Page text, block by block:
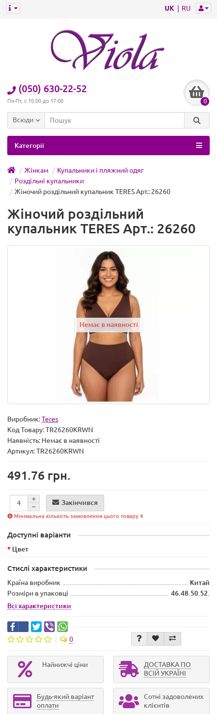
UK RU
(050) 630-22-52
Пн-Пт, с 10:00 до 17:00 0
Всюди
Категорії
Жінкам
Купальники і пляжний одяг
Роздільні купальники
Жіночий роздільний купальник TERES Арт.: 26260
Жіночий роздільний
купальник TERES Арт.: 26260
Немає в наявності
Виробник:Teres
Код Товару:TR26260KRWN
Наявність: Немає в наявності
Артикул: TR26260KRWN
491.76 грн.
Закінчився
Мінімальна кількість замовлення цього товару 4
Доступні варіанти
Цвет
Стислі характеристики
Країна виробник
Китай
Розміри в упаковці
46.48.50.52.
Всі характеристики
0
Найнижчі ціни
ДОСТАВКА ПО
ВСІЙ УКРАЇНІ
Будь-який варіант
оплати
Сотні задоволених
клієнтів